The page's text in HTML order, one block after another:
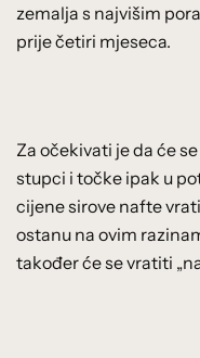
zemalja s najvišim
prije četiri mjeseca.
Za očekivati je da će
stupci i točke ipak u
cijene sirove nafte
ostanu na ovim
također će se vratiti